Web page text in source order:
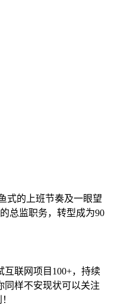
式的上班节奏及一眼望
总监职务，转型成为90
联网项目100+，持续
同样不安现状可以关注